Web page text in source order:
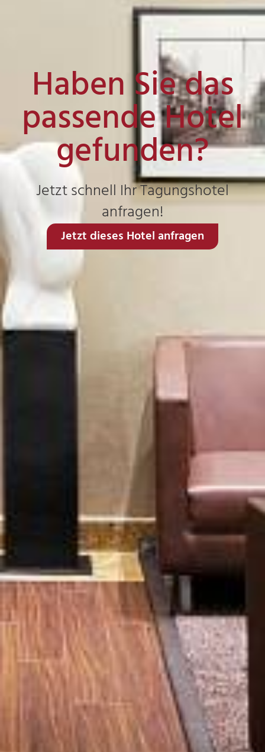
Haben Sie das
passende Hotel
gefunden?
Jetzt schnell Ihr Tagungshotel
anfragen!
Jetzt dieses Hotel anfragen